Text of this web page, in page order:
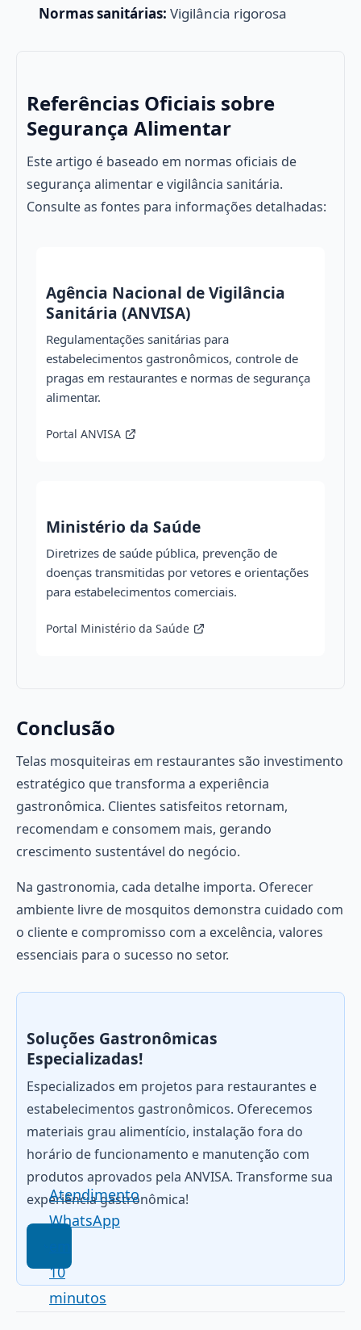
Normas sanitárias: Vigilância rigorosa
Referências Oficiais sobre
Segurança Alimentar
Este artigo é baseado em normas oficiais de
segurança alimentar e vigilância sanitária.
Consulte as fontes para informações detalhadas:
Agência Nacional de Vigilância
Sanitária (ANVISA)
Regulamentações sanitárias para
estabelecimentos gastronômicos, controle de
pragas em restaurantes e normas de segurança
alimentar.
Portal ANVISA
Ministério da Saúde
Diretrizes de saúde pública, prevenção de
doenças transmitidas por vetores e orientações
para estabelecimentos comerciais.
Portal Ministério da Saúde
Conclusão
Telas mosquiteiras em restaurantes são investimento
estratégico que transforma a experiência
gastronômica. Clientes satisfeitos retornam,
recomendam e consomem mais, gerando
crescimento sustentável do negócio.
Na gastronomia, cada detalhe importa. Oferecer
ambiente livre de mosquitos demonstra cuidado com
o cliente e compromisso com a excelência, valores
essenciais para o sucesso no setor.
Soluções Gastronômicas
Especializadas!
Especializados em projetos para restaurantes e
estabelecimentos gastronômicos. Oferecemos
materiais grau alimentício, instalação fora do
horário de funcionamento e manutenção com
produtos aprovados pela ANVISA. Transforme sua
experiência gastronômica!
Atendimento
WhatsApp
10
minutos